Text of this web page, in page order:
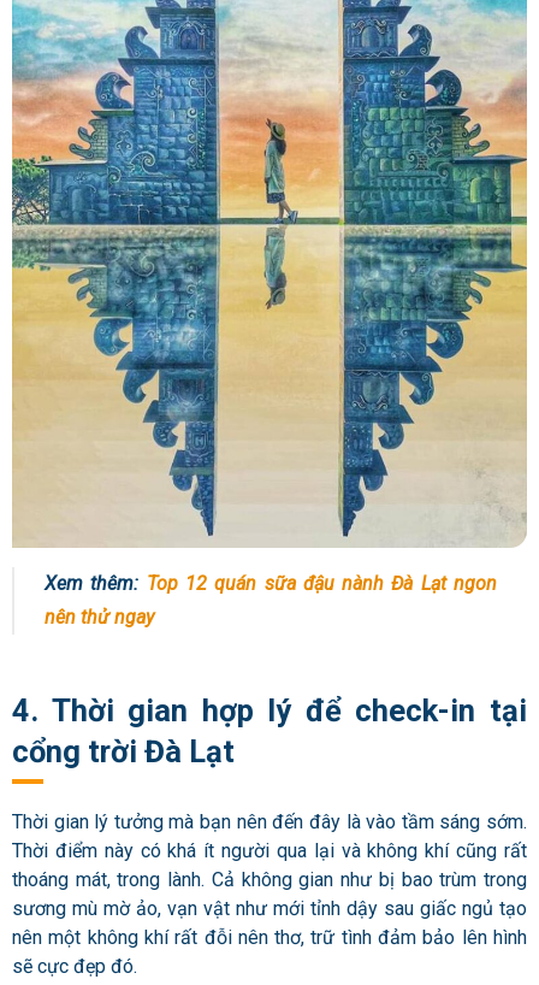
Xem thêm: Top 12 quán sữa đậu nành Đà Lạt ngon
nên thử ngay
4. Thời gian hợp lý để check-in tại
cổng trời Đà Lạt
Thời gian lý tưởng mà bạn nên đến đây là vào tầm sáng sớm.
Thời điểm này có khá ít người qua lại và không khí cũng rất
thoáng mát, trong lành. Cả không gian như bị bao trùm trong
sương mù mờ ảo, vạn vật như mới tỉnh dậy sau giấc ngủ tạo
nên một không khí rất đỗi nên thơ, trữ tình đảm bảo lên hình
sẽ cực đẹp đó.